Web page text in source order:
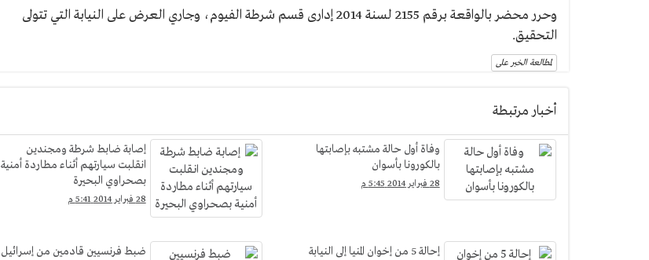
وحرر محضر بالواقعة برقم 2155 لسنة 2014 إدارى قسم شرطة الفيوم، وجاري العرض على النيابة التي تتولى
التحقيق.
لمطالعة الخبر على
أخبار مرتبطة
وفاة أول حالة مشتبه بإصابتها
بالكورونا بأسوان
28 فبراير 2014 5:45 م
إصابة ضابط شرطة ومجندين
انقلبت سيارتهم أثناء مطاردة أمنية
بصحراوي البحيرة
28 فبراير 2014 5:41 م
إحالة 5 من إخوان المنيا إلى النيابة
ضبط فرنسيين قادمين من إسرائيل